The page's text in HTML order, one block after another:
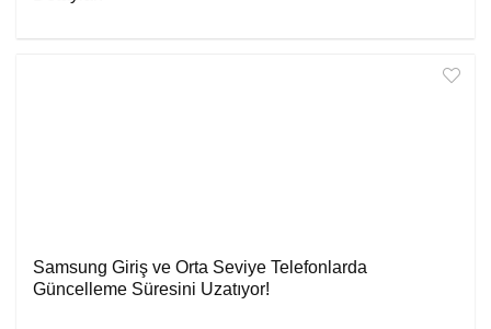
Samsung Giriş ve Orta Seviye Telefonlarda
Güncelleme Süresini Uzatıyor!